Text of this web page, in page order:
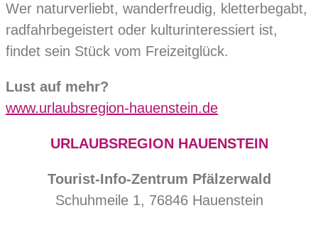
Wer naturverliebt, wanderfreudig, kletterbegabt,
radfahrbegeistert oder kulturinteressiert ist,
findet sein Stück vom Freizeitglück.
Lust auf mehr?
www.urlaubsregion-hauenstein.de
URLAUBSREGION HAUENSTEIN
Tourist-Info-Zentrum Pfälzerwald
Schuhmeile 1, 76846 Hauenstein